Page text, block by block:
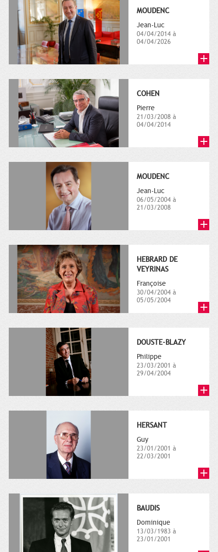
MOUDENC
Jean-Luc
04/04/2014 à
04/04/2026
COHEN
Pierre
21/03/2008 à
04/04/2014
MOUDENC
Jean-Luc
06/05/2004 à
21/03/2008
HEBRARD DE
VEYRINAS
Françoise
30/04/2004 à
05/05/2004
DOUSTE-BLAZY
Philippe
23/03/2001 à
29/04/2004
HERSANT
Guy
23/01/2001 à
22/03/2001
BAUDIS
Dominique
13/03/1983 à
23/01/2001